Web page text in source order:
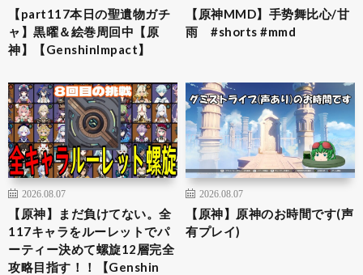
【part117本日の聖遺物ガチ
ャ】黒曜＆絵巻周回中【原
神】【GenshinImpact】
【原神MMD】手势舞比心/甘
雨 #shorts #mmd
2026.08.07
【原神】まだ負けてない。全
117キャラをルーレットでパ
ーティー決めて螺旋12層完全
攻略目指す！！【Genshin
2026.08.07
【原神】原神のお時間です(声
有プレイ)